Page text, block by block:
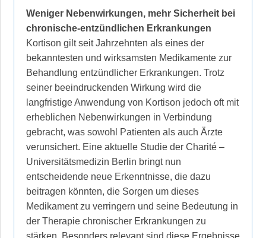
Weniger Nebenwirkungen, mehr Sicherheit bei
chronische-entzündlichen Erkrankungen
Kortison gilt seit Jahrzehnten als eines der
bekanntesten und wirksamsten Medikamente zur
Behandlung entzündlicher Erkrankungen. Trotz
seiner beeindruckenden Wirkung wird die
langfristige Anwendung von Kortison jedoch oft mit
erheblichen Nebenwirkungen in Verbindung
gebracht, was sowohl Patienten als auch Ärzte
verunsichert. Eine aktuelle Studie der Charité –
Universitätsmedizin Berlin bringt nun
entscheidende neue Erkenntnisse, die dazu
beitragen könnten, die Sorgen um dieses
Medikament zu verringern und seine Bedeutung in
der Therapie chronischer Erkrankungen zu
stärken. Besonders relevant sind diese Ergebnisse